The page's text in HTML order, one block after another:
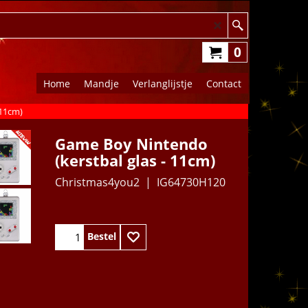
0
Home Mandje Verlanglijstje Contact
Game Boy Nintendo
(kerstbal glas - 11cm)
Christmas4you2 IG64730H120